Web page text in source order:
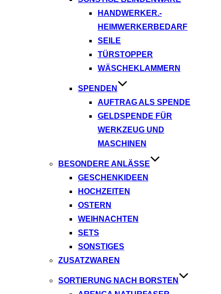
HANDWERKER.-
HEIMWERKERBEDARF
SEILE
TÜRSTOPPER
WÄSCHEKLAMMERN
SPENDEN
AUFTRAG ALS SPENDE
GELDSPENDE FÜR
WERKZEUG UND
MASCHINEN
BESONDERE ANLÄSSE
GESCHENKIDEEN
HOCHZEITEN
OSTERN
WEIHNACHTEN
SETS
SONSTIGES
ZUSATZWAREN
SORTIERUNG NACH BORSTEN